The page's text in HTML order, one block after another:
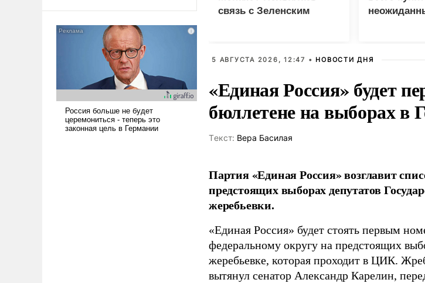
псевдонаучной фантастики,
стало всерьез обсуждаемой
связь с Зеленским
5 АВГУСТА 2026, 12:47 • НОВОСТИ ДНЯ
«Единая Россия» будет
бюллетене на выборах в
Tекст: Вера Басилая
Партия «Единая Россия» возглавит
предстоящих выборах депутатов
жеребьевки.
«Единая Россия» будет стоять первым
федеральному округу на предстоящих
жеребьевке, которая проходит в ЦИК.
вытянул сенатор Александр Карелин,